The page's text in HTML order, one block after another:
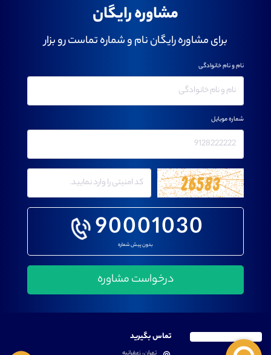
مشاوره رایگان
برای مشاوره رایگان نام و شماره تماست رو بزار
90001030
بدون پیش شماره
نام و نام خانوادگی
شماره موبایل
تماس بگیرید